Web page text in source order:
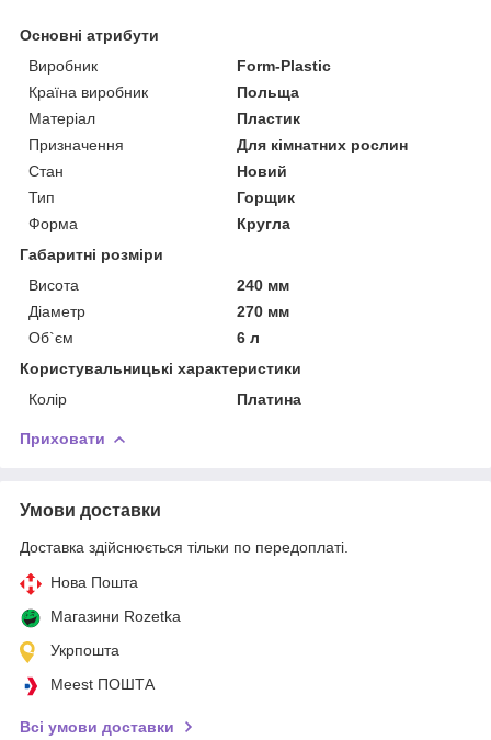
Основні атрибути
Виробник
Form-Plastic
Країна виробник
Польща
Матеріал
Пластик
Призначення
Для кімнатних рослин
Стан
Новий
Тип
Горщик
Форма
Кругла
Габаритні розміри
Висота
240 мм
Діаметр
270 мм
Об`єм
6 л
Користувальницькі характеристики
Колір
Платина
Приховати
Умови доставки
Доставка здійснюється тільки по передоплаті.
Нова Пошта
Магазини Rozetka
Укрпошта
Meest ПОШТА
Всі умови доставки